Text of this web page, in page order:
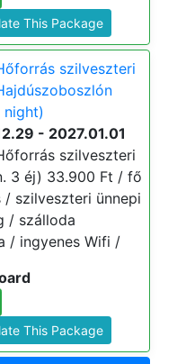
This Package
szilveszteri
night)
- 2027.01.01
szilveszteri
3 éj) 33.900 Ft / fő
szilveszteri ünnepi
/ szálloda
/ ingyenes Wifi /
This Package